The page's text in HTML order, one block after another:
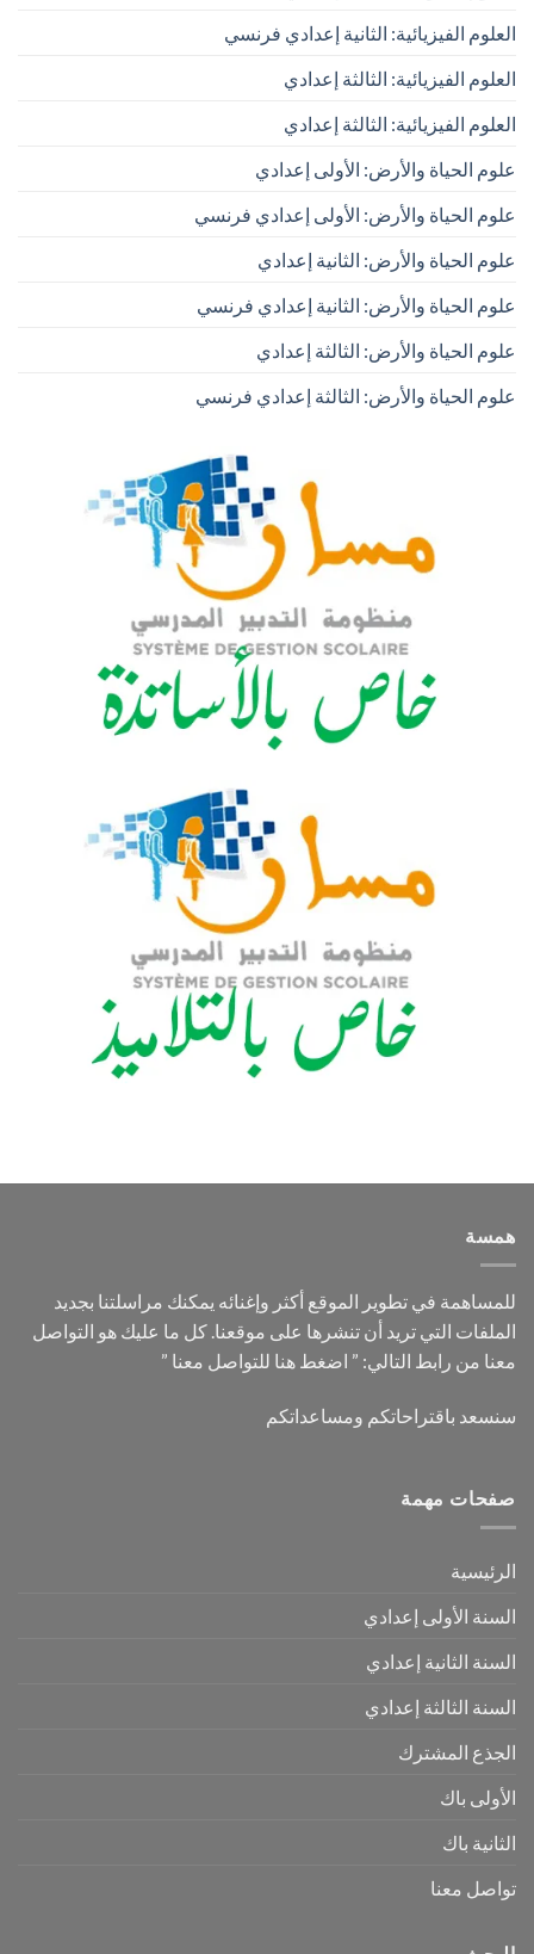
العلوم الفيزيائية: الثانية إعدادي فرنسي
العلوم الفيزيائية: الثالثة إعدادي
العلوم الفيزيائية: الثالثة إعدادي
علوم الحياة والأرض: الأولى إعدادي
علوم الحياة والأرض: الأولى إعدادي فرنسي
علوم الحياة والأرض: الثانية إعدادي
علوم الحياة والأرض: الثانية إعدادي فرنسي
علوم الحياة والأرض: الثالثة إعدادي
علوم الحياة والأرض: الثالثة إعدادي فرنسي
همسة
للمساهمة في تطوير الموقع أكثر وإغنائه يمكنك مراسلتنا بجديد
الملفات التي تريد أن تنشرها على موقعنا. كل ما عليك هو التواصل
معنا من رابط التالي: ” اضغط هنا للتواصل معنا ”
سنسعد باقتراحاتكم ومساعداتكم
صفحات مهمة
الرئيسية
السنة الأولى إعدادي
السنة الثانية إعدادي
السنة الثالثة إعدادي
الجذع المشترك
الأولى باك
الثانية باك
تواصل معنا